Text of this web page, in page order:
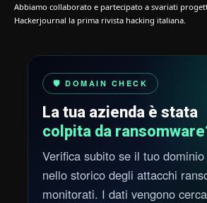
Abbiamo collaborato e partecipato a svariati
Hackerjournal la prima rivista hacking italiana.
🛡️ DOMAIN CHECK
La tua azienda è stata
colpita da
Verifica subito se il tuo
nello storico degli attacchi
monitorati. I dati vengono